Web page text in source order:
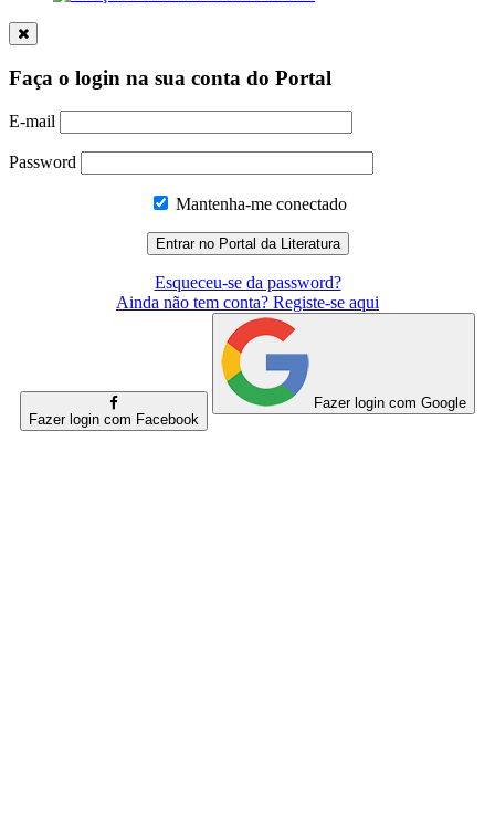
Faça o login na sua conta do Portal
E-mail
Password
Mantenha-me conectado
Esqueceu-se da password?
Ainda não tem conta? Registe-se aqui
Fazer login com Facebook
Fazer login com Google